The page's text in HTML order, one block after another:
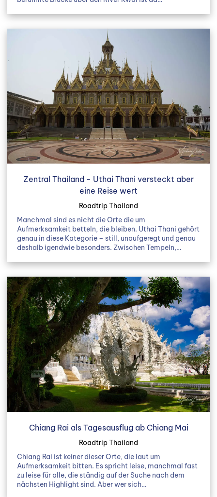
Zentral Thailand - Uthai Thani versteckt aber
eine Reise wert
Roadtrip Thailand
Manchmal sind es nicht die Orte die um
Aufmerksamkeit betteln, die bleiben. Uthai Thani gehört
genau in diese Kategorie – still, unaufgeregt und genau
deshalb igendwie besonders. Zwischen Tempeln,…
Chiang Rai als Tagesausflug ab Chiang Mai
Roadtrip Thailand
Chiang Rai ist keiner dieser Orte, die laut um
Aufmerksamkeit bitten. Es spricht leise, manchmal fast
zu leise für alle, die ständig auf der Suche nach dem
nächsten Highlight sind. Aber wer sich…